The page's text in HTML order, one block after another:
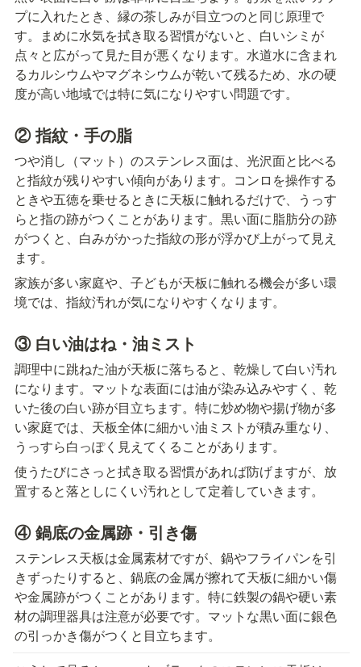
プに入れたとき、縁の茶しみが目立つのと同じ原理で
す。まめに水気を拭き取る習慣がないと、白いシミが
点々と広がって見た目が悪くなります。水道水に含まれ
るカルシウムやマグネシウムが乾いて残るため、水の硬
度が高い地域では特に気になりやすい問題です。
② 指紋・手の脂
つや消し（マット）のステンレス面は、光沢面と比べる
と指紋が残りやすい傾向があります。コンロを操作する
ときや五徳を乗せるときに天板に触れるだけで、うっす
らと指の跡がつくことがあります。黒い面に脂肪分の跡
がつくと、白みがかった指紋の形が浮かび上がって見え
ます。
家族が多い家庭や、子どもが天板に触れる機会が多い環
境では、指紋汚れが気になりやすくなります。
③ 白い油はね・油ミスト
調理中に跳ねた油が天板に落ちると、乾燥して白い汚れ
になります。マットな表面には油が染み込みやすく、乾
いた後の白い跡が目立ちます。特に炒め物や揚げ物が多
い家庭では、天板全体に細かい油ミストが積み重なり、
うっすら白っぽく見えてくることがあります。
使うたびにさっと拭き取る習慣があれば防げますが、放
置すると落としにくい汚れとして定着していきます。
④ 鍋底の金属跡・引き傷
ステンレス天板は金属素材ですが、鍋やフライパンを引
きずったりすると、鍋底の金属が擦れて天板に細かい傷
や金属跡がつくことがあります。特に鉄製の鍋や硬い素
材の調理器具は注意が必要です。マットな黒い面に銀色
の引っかき傷がつくと目立ちます。